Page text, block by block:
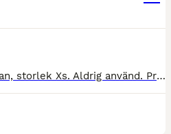
Säljer denna marinblå tröjan, storlek Xs. Aldrig använd. Pris: 100 kr. Köparen står för eventuell frakt.